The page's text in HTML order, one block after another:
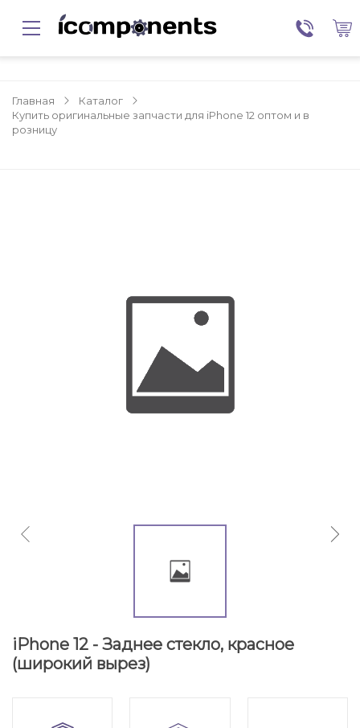
Главная
Каталог
Купить оригинальные запчасти для iPhone 12 оптом и в
розницу
iPhone 12 - Заднее стекло, красное
(широкий вырез)